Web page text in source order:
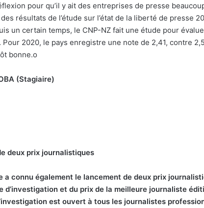
pour qu’il y ait des entreprises de presse
résultats de l’étude sur l’état de la liberté de presse
un certain temps, le CNP-NZ fait une étude pour
Pour 2020, le pays enregistre une note de 2,41, contre
bonne.o
(Stagiaire)
deux prix journalistiques
a connu également le lancement de deux prix
d’investigation et du prix de la meilleure journaliste
est ouvert à tous les journalistes